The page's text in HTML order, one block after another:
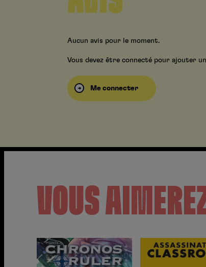
Aucun avis pour le moment.
Vous devez être connecté pour ajouter
Me connecter
VOUS